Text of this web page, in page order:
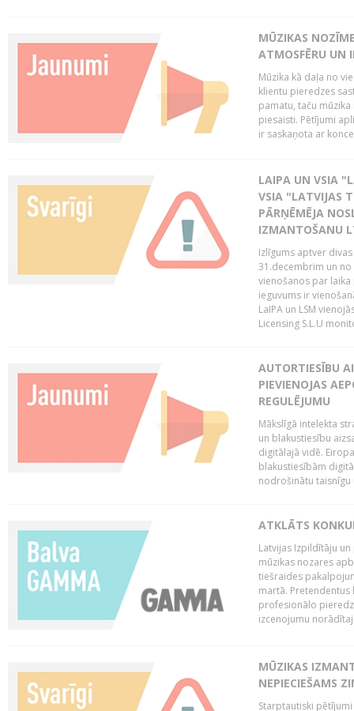
MŪZIKAS
ATMOSFĒRU UN
Mūzika kā daļa no
klientu pieredzes
pamatu, taču
piesaisti. Pētījumi
ir saskaņota ar
LAIPA UN VSIA
VSIA "LATVIJAS
PĀRŅĒMĒJA
IZMANTOŠANU
Izlīgums aptver
31.decembrim un no
vienošanos par
ieguvums ir
LaIPA un LSM
Licensing S.L.U
AUTORTIESĪBU
PIEVIENOJAS
REGULĒJUMU
Mākslīgā intelekta
un blakustiesību
digitālajā vidē.
blakustiesībām
nodrošinātu taisnīgu
ATKLĀTS
Latvijas Izpildītāju
mūzikas nozares
tiešraides
martā. Pretendentus
profesionālo
izcenojumu
MŪZIKAS
NEPIECIEŠAMS
Starptautiski